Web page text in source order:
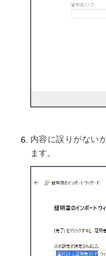
内容に誤りがない
ます。